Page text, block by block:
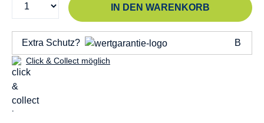
IN DEN WARENKORB
Extra Schutz?
Click & Collect möglich